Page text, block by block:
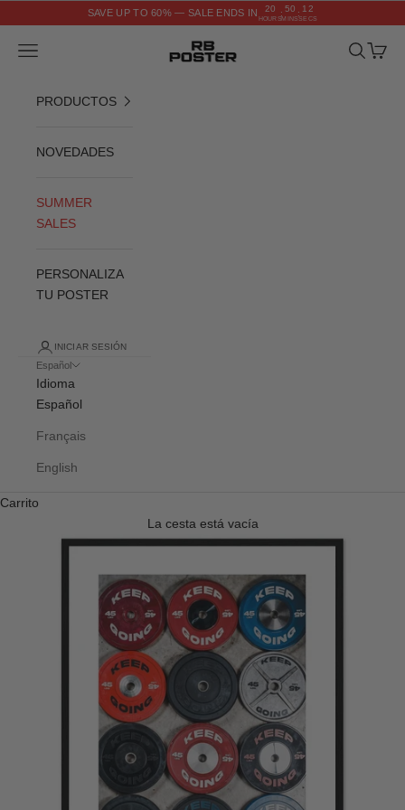
SAVE UP TO 60% — SALE ENDS IN 20
HOURS
: 50
MINS
: 11
SECS
RB POSTER
Menú Buscar
Cesta
PRODUCTOS
NOVEDADES
SUMMER
SALES
PERSONALIZA
TU POSTER
INICIAR SESIÓN
Español
Idioma
Español
Français
English
Carrito
La cesta está vacía